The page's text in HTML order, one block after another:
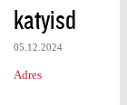
katyisd
05.12.2024
Adres